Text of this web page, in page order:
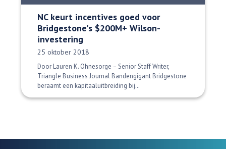
NC keurt incentives goed voor
Bridgestone's $200M+ Wilson-
investering
Datum gepubliceerd:
25 oktober 2018
Door Lauren K. Ohnesorge – Senior Staff Writer,
Triangle Business Journal Bandengigant Bridgestone
beraamt een kapitaaluitbreiding bij…